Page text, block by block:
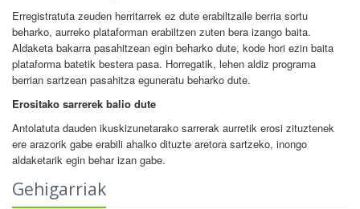
Erregistratuta zeuden herritarrek ez dute erabiltzaile berria sortu
beharko, aurreko plataforman erabiltzen zuten bera izango baita.
Aldaketa bakarra pasahitzean egin beharko dute, kode hori ezin baita
plataforma batetik bestera pasa. Horregatik, lehen aldiz programa
berrian sartzean pasahitza eguneratu beharko dute.
Erositako sarrerek balio dute
Antolatuta dauden ikuskizunetarako sarrerak aurretik erosi zituztenek
ere arazorik gabe erabili ahalko dituzte aretora sartzeko, inongo
aldaketarik egin behar izan gabe.
Gehigarriak